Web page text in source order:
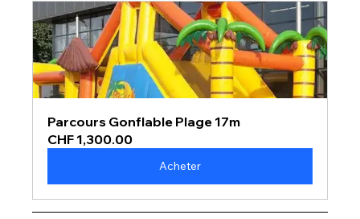
Parcours Gonflable Plage 17m
CHF 1,300.00
Acheter